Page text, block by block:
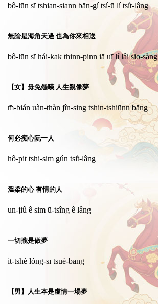
bô-lūn sī tshian-siann bān-gí tsí-ū lí tsi̍t-lâng
無論是海角天邊 也為你來相送
bô-lūn sī hái-kak thinn-pinn iā uī lí lâi sio-sàng
【女】毋免怨嘆 人生親像夢
m̄-bián uàn-thàn jîn-sing tshin-tshiūnn bāng
何必痴心阮一人
hô-pit tshi-sim gún tsi̍t-lâng
溫柔的心 有情的人
un-jiû ê sim ū-tsîng ê lâng
一切攏是做夢
it-tshè lóng-sī tsuè-bāng
【男】人生本是虛情一場夢